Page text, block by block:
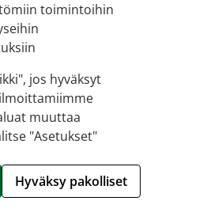
toimintoihin
jos hyväksyt
muuttaa
"Asetukset"
Hyväksy pakolliset